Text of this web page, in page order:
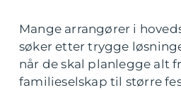
Mange arrangører i
søker etter trygge
når de skal planlegge alt
familieselskap til større